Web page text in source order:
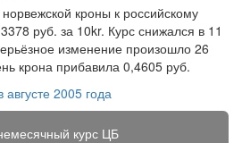
норвежской кроны к российскому
руб. за 10kr. Курс снижался в 11
изменение произошло 26
крона прибавила 0,4605 руб.
августе 2005 года
курс ЦБ